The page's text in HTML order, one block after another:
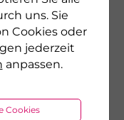
uns. Sie
Cookies oder
jederzeit
anpassen.
Cookies
NEU